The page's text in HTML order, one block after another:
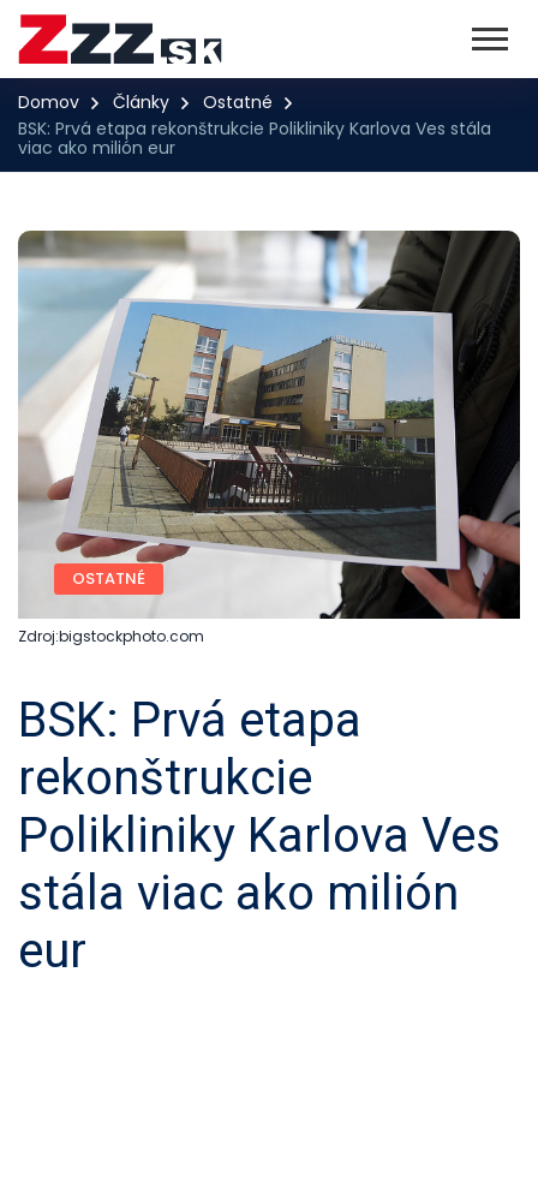
Domov Články
Ostatné
BSK: Prvá etapa rekonštrukcie Polikliniky Karlova Ves stála
viac ako milión eur
OSTATNÉ
Zdroj:bigstockphoto.com
BSK: Prvá etapa
rekonštrukcie
Polikliniky Karlova Ves
stála viac ako milión
eur